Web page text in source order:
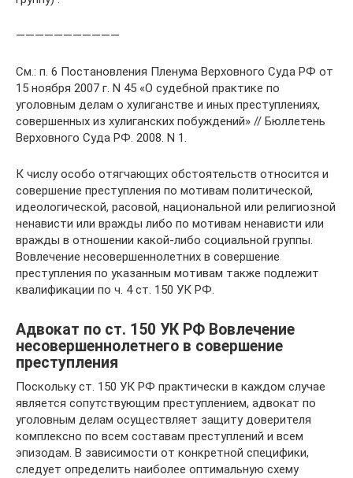
———————————
См.: п. 6 Постановления Пленума Верховного Суда РФ от
15 ноября 2007 г. N 45 «О судебной практике по
уголовным делам о хулиганстве и иных преступлениях,
совершенных из хулиганских побуждений» // Бюллетень
Верховного Суда РФ. 2008. N 1.
К числу особо отягчающих обстоятельств относится и
совершение преступления по мотивам политической,
идеологической, расовой, национальной или религиозной
ненависти или вражды либо по мотивам ненависти или
вражды в отношении какой-либо социальной группы.
Вовлечение несовершеннолетних в совершение
преступления по указанным мотивам также подлежит
квалификации по ч. 4 ст. 150 УК РФ.
Адвокат по ст. 150 УК РФ Вовлечение
несовершеннолетнего в совершение
преступления
Поскольку ст. 150 УК РФ практически в каждом случае
является сопутствующим преступлением, адвокат по
уголовным делам осуществляет защиту доверителя
комплексно по всем составам преступлений и всем
эпизодам. В зависимости от конкретной специфики,
следует определить наиболее оптимальную схему